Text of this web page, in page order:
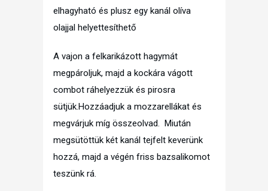
elhagyható és plusz egy kanál olíva
olajjal helyettesíthető
A vajon a felkarikázott hagymát
megpároljuk, majd a kockára vágott
combot ráhelyezzük és pirosra
sütjük.Hozzáadjuk a mozzarellákat és
megvárjuk míg összeolvad. Miután
megsütöttük két kanál tejfelt keverünk
hozzá, majd a végén friss bazsalikomot
teszünk rá.